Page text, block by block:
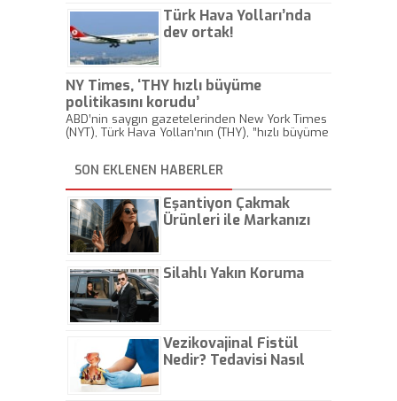
seyahat eden Türk yolcu
İngiliz yolcular rahatsız oldu
Türk Hava Yolları’nda
dev ortak!
NY Times, ‘THY hızlı büyüme
politikasını korudu’
ABD’nin saygın gazetelerinden New York Times
(NYT), Türk Hava Yolları’nın (THY), ”hızlı büyüme
havaalanından (İstanbul) en çok güzergaha
direkt (aktarmasız) uçan havayolunun THY
olduğunu yazdı.
SON EKLENEN HABERLER
Eşantiyon Çakmak
Ürünleri ile Markanızı
Silahlı Yakın Koruma
Vezikovajinal Fistül
Nedir? Tedavisi Nasıl